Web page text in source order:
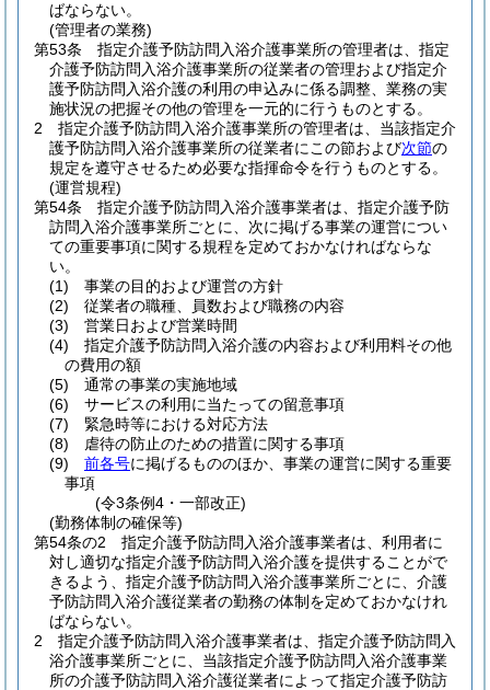
ばならない。
(管理者の業務)
第53条
指定介護予防訪問入浴介護事業所の管理者は、指定
介護予防訪問入浴介護事業所の従業者の管理および指定介
護予防訪問入浴介護の利用の申込みに係る調整、業務の実
施状況の把握その他の管理を一元的に行うものとする。
2
指定介護予防訪問入浴介護事業所の管理者は、当該指定介
護予防訪問入浴介護事業所の従業者にこの節および次節の
規定を遵守させるため必要な指揮命令を行うものとする。
(運営規程)
第54条
指定介護予防訪問入浴介護事業者は、指定介護予防
訪問入浴介護事業所ごとに、次に掲げる事業の運営につい
ての重要事項に関する規程を定めておかなければならな
い。
(1)
事業の目的および運営の方針
(2)
従業者の職種、員数および職務の内容
(3)
営業日および営業時間
(4)
指定介護予防訪問入浴介護の内容および利用料その他
の費用の額
(5)
通常の事業の実施地域
(6)
サービスの利用に当たっての留意事項
(7)
緊急時等における対応方法
(8)
虐待の防止のための措置に関する事項
(9)
前各号に掲げるもののほか、事業の運営に関する重要
事項
(令3条例4・一部改正)
(勤務体制の確保等)
第54条の2
指定介護予防訪問入浴介護事業者は、利用者に
対し適切な指定介護予防訪問入浴介護を提供することがで
きるよう、指定介護予防訪問入浴介護事業所ごとに、介護
予防訪問入浴介護従業者の勤務の体制を定めておかなけれ
ばならない。
2
指定介護予防訪問入浴介護事業者は、指定介護予防訪問入
浴介護事業所ごとに、当該指定介護予防訪問入浴介護事業
所の介護予防訪問入浴介護従業者によって指定介護予防訪